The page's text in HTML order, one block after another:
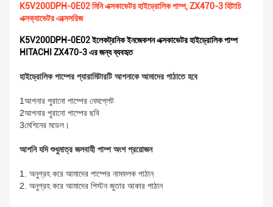
K5V200DPH-0E02 মিনি এক্সকাভেটর হাইড্রোলিক পাম্প, ZX470-3 হিটাচি
এক্সক্যাভেটর এক্সেসরিজ
K5V200DPH-0E02 ইলেকট্রনিক ইনজেকশন এক্সকাভেটর হাইড্রোলিক পাম্প
HITACHI ZX470-3 এর জন্য ব্যবহৃত
হাইড্রোলিক পাম্পের প্যারামিটারটি আপনাকে আমাদের পাঠাতে হবে
1আপনার পুরানো পাম্পের নেমপ্লেট
2আপনার পুরানো পাম্পের ছবি
3মেশিনের মডেল।
আপনি যদি শুধুমাত্র জলবাহী পাম্প অংশ প্রয়োজন
1. অনুগ্রহ করে আমাদের পাম্পের নামফলক পাঠান
2. অনুগ্রহ করে আমাদের পিস্টন জুতার আকার পাঠান